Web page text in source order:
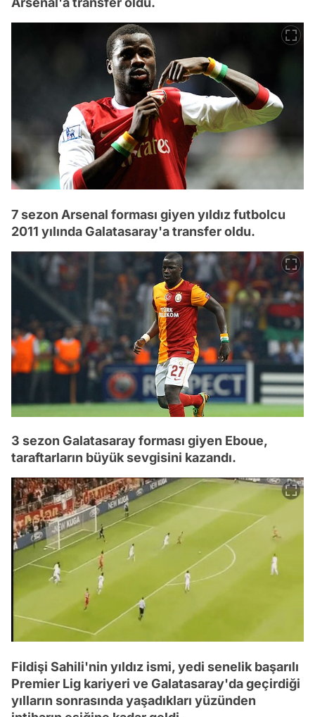
7 sezon Arsenal forması giyen yıldız futbolcu
2011 yılında Galatasaray'a transfer oldu.
3 sezon Galatasaray forması giyen Eboue,
taraftarların büyük sevgisini kazandı.
Fildişi Sahili'nin yıldız ismi, yedi senelik başarılı
Premier Lig kariyeri ve Galatasaray'da geçirdiği
yılların sonrasında yaşadıkları yüzünden